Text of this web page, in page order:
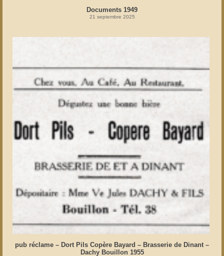
Documents 1949
21 septembre 2025
pub réclame – Dort Pils Copère Bayard – Brasserie de Dinant –
Dachy Bouillon 1955